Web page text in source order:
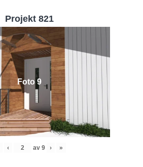
Projekt 821
Foto 9
‹ av 9 › »